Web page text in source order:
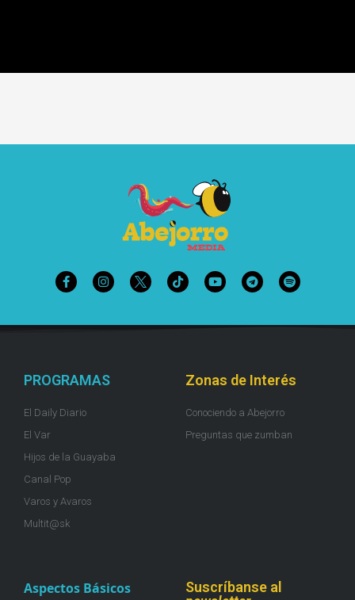
PROGRAMAS
El Daily Diario
El Var
Hijos de la Guayaba
Canal Pop
Varos y Avaros
Multit@sk
Zonas de Interés
Conociendo a Abejorro
Preguntas que zumban
Aspectos Básicos
Suscríbanse al